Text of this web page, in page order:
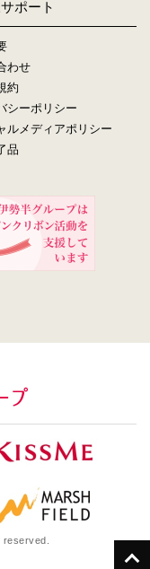
ポート
わせ
約
シーポリシー
ルメディアポリシー
品